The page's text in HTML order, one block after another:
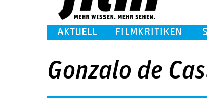
AKTUELL FILMKRITIKEN
Gonzalo de